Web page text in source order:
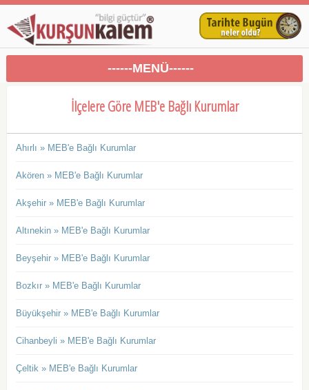
------MENÜ------
İlçelere Göre MEB'e Bağlı Kurumlar
Ahırlı » MEB'e Bağlı Kurumlar
Akören » MEB'e Bağlı Kurumlar
Akşehir » MEB'e Bağlı Kurumlar
Altınekin » MEB'e Bağlı Kurumlar
Beyşehir » MEB'e Bağlı Kurumlar
Bozkır » MEB'e Bağlı Kurumlar
Büyükşehir » MEB'e Bağlı Kurumlar
Cihanbeyli » MEB'e Bağlı Kurumlar
Çeltik » MEB'e Bağlı Kurumlar